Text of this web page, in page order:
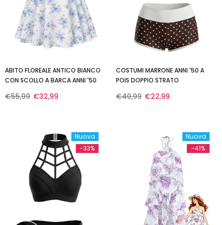
ABITO FLOREALE ANTICO BIANCO
CON SCOLLO A BARCA ANNI '50
€55,99 €32,99
COSTUMI MARRONE ANNI '50 A
POIS DOPPIO STRATO
€40,99 €22,99
Nuova
-33%
Nuova
-41%